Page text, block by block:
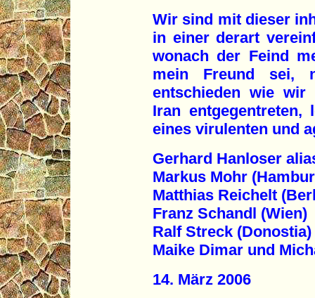
Wir sind mit dieser
in einer derart
wonach der Feind
mein Freund sei,
entschieden wie wir
Iran entgegentreten,
eines virulenten und
Gerhard Hanloser
Markus Mohr
Matthias Reichelt
Franz Schandl (Wien)
Ralf Streck (Donostia)
Maike Dimar und
14. März 2006